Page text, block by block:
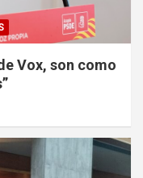
Vox, son como